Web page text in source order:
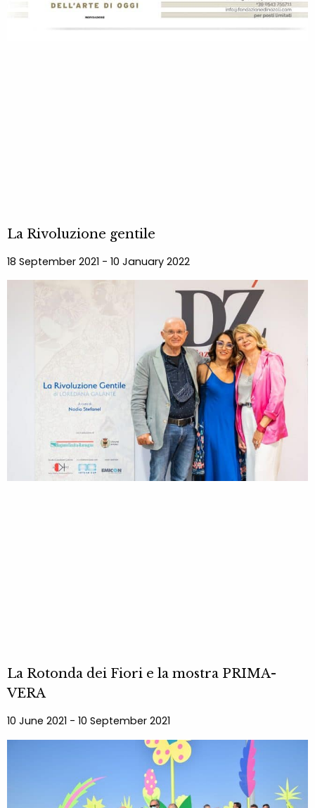
La Rivoluzione gentile
18 September 2021 - 10 January 2022
La Rotonda dei Fiori e la mostra PRIMA-
VERA
10 June 2021 - 10 September 2021